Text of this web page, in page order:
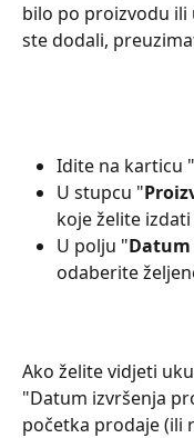
bilo po proizvodu ili
ste dodali,
Idite na karticu "
U stupcu "
koje želite izdati
U polju "
odaberite
Ako želite vidjeti
"Datum izvršenja
početka prodaje (ili